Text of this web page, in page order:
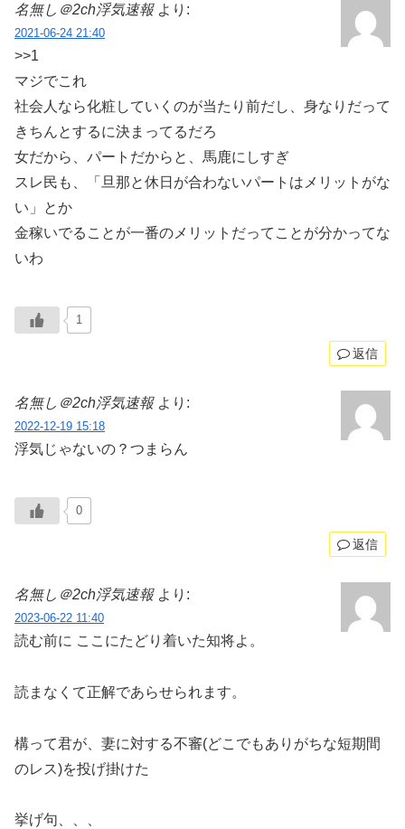
名無し＠2ch浮気速報 より:
2021-06-24 21:40
>>1
マジでこれ
社会人なら化粧していくのが当たり前だし、身なりだって
きちんとするに決まってるだろ
女だから、パートだからと、馬鹿にしすぎ
スレ民も、「旦那と休日が合わないパートはメリットがな
い」とか
金稼いでることが一番のメリットだってことが分かってな
いわ
1
返信
名無し＠2ch浮気速報 より:
2022-12-19 15:18
浮気じゃないの？つまらん
0
返信
名無し＠2ch浮気速報 より:
2023-06-22 11:40
読む前に ここにたどり着いた知将よ。
読まなくて正解であらせられます。
構って君が、妻に対する不審(どこでもありがちな短期間
のレス)を投げ掛けた
挙げ句、、、